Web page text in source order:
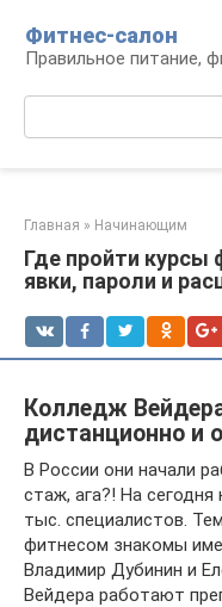
контенту
Фитнес-салон
Правильное питание,
Главная » Начинающим
Где пройти курсы
явки, пароли и
Колледж
дистанционно и
В России они начали
стаж, ага?! На
тыс. специалистов.
фитнесом знакомы
Владимир Дубинин и
Вейдера работают